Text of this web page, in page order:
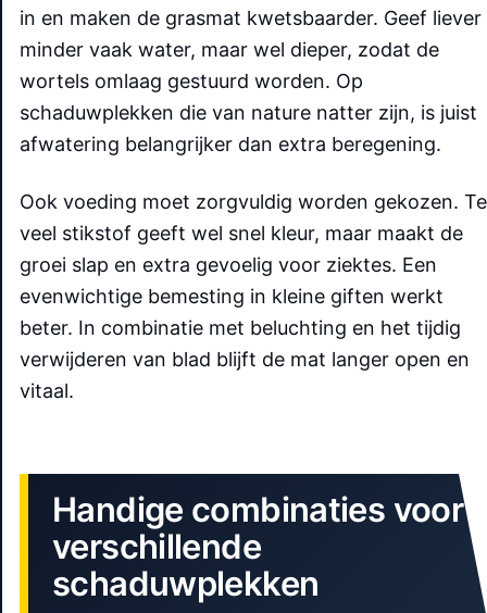
in en maken de grasmat kwetsbaarder. Geef liever
minder vaak water, maar wel dieper, zodat de
wortels omlaag gestuurd worden. Op
schaduwplekken die van nature natter zijn, is juist
afwatering belangrijker dan extra beregening.
Ook voeding moet zorgvuldig worden gekozen. Te
veel stikstof geeft wel snel kleur, maar maakt de
groei slap en extra gevoelig voor ziektes. Een
evenwichtige bemesting in kleine giften werkt
beter. In combinatie met beluchting en het tijdig
verwijderen van blad blijft de mat langer open en
vitaal.
Handige combinaties voor
verschillende
schaduwplekken